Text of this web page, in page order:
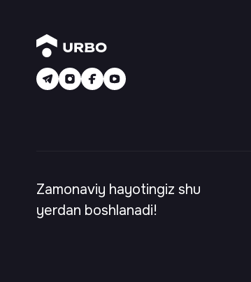
Zamonaviy hayotingiz shu
yerdan boshlanadi!